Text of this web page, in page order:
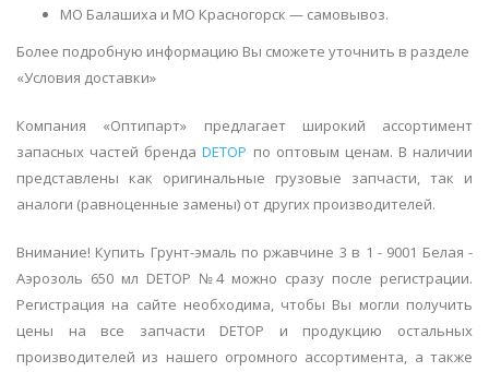
МО Балашиха и МО Красногорск — самовывоз.
Более подробную информацию Вы сможете уточнить в разделе
«Условия доставки»
Компания «Оптипарт» предлагает широкий ассортимент
запасных частей брендаDETOP по оптовым ценам. В наличии
представлены как оригинальные грузовые запчасти, так и
аналоги (равноценные замены) от других производителей.
Внимание! Купить Грунт-эмаль по ржавчине 3 в 1 - 9001 Белая -
Аэрозоль 650 мл DETOP №4 можно сразу после регистрации.
Регистрация на сайте необходима, чтобы Вы могли получить
цены на все запчасти DETOP и продукцию остальных
производителей из нашего огромного ассортимента, а также